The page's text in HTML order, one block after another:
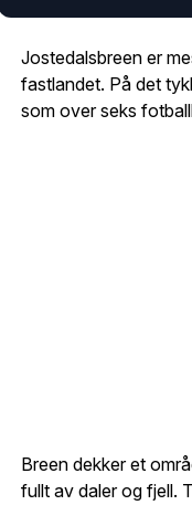
Jostedalsbreen er
fastlandet. På det
som over seks
Breen dekker et
fullt av daler og fjell.